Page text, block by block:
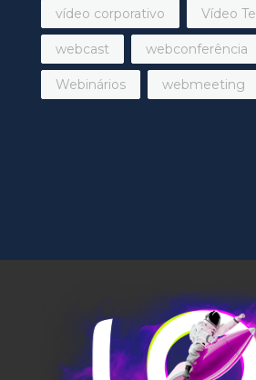
vídeo corporativo Vídeo
webcast webconferência
Webinários webmeeting